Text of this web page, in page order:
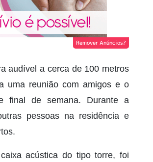
Remover Anúncios?
audível a cerca de 100 metros
uma reunião com amigos e o
final de semana. Durante a
pessoas na residência e
acústica do tipo torre, foi